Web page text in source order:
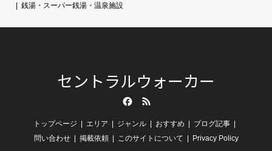
銭湯・スーパー銭湯・温泉施設
セントラルウォーカー
トップページ エリア ジャンル おすすめ
ブログ記事
問い合わせ
掲載依頼 このサイトについて Privacy Policy